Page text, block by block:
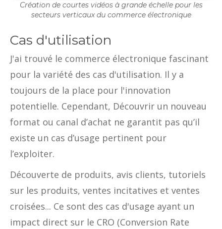
Création de courtes vidéos à grande échelle pour les
secteurs verticaux du commerce électronique
Cas d'utilisation
J'ai trouvé le commerce électronique fascinant
pour la variété des cas d'utilisation. Il y a
toujours de la place pour l'innovation
potentielle. Cependant, Découvrir un nouveau
format ou canal d’achat ne garantit pas qu’il
existe un cas d’usage pertinent pour
l’exploiter.
Découverte de produits, avis clients, tutoriels
sur les produits, ventes incitatives et ventes
croisées... Ce sont des cas d'usage ayant un
impact direct sur le CRO (Conversion Rate